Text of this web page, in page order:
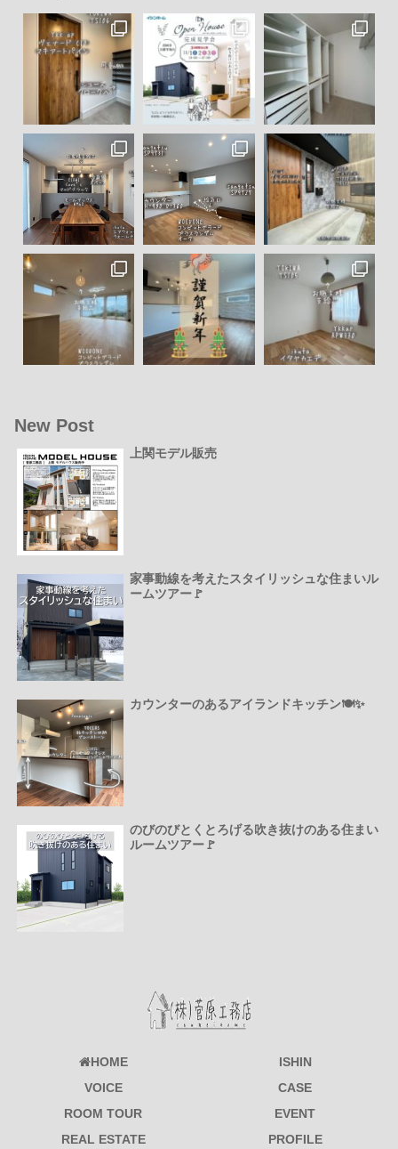
New Post
上関モデル販売
家事動線を考えたスタイリッシュな住まいル
ームツアー🚩
カウンターのあるアイランドキッチン🍽️✨
のびのびとくとろげる吹き抜けのある住まい
ルームツアー🚩
HOME
ISHIN
VOICE
CASE
ROOM TOUR
EVENT
REAL ESTATE
PROFILE